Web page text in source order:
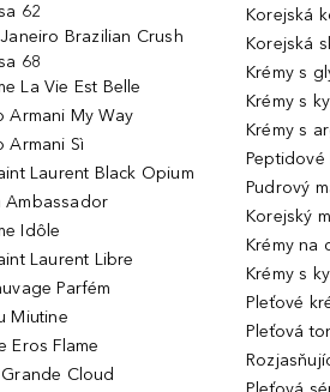
62
Brazilian Crush
68
La Vie Est Belle
Armani My Way
Armani Sì
Laurent Black Opium
Ambassador
Idôle
Laurent Libre
Parfém
Miutine
Eros Flame
Cloud
Korejská
Korejská
Krémy s
Krémy s
Krémy s
Peptidové
Pudrový
Korejský
Krémy na
Krémy s
Pleťové
Pleťová